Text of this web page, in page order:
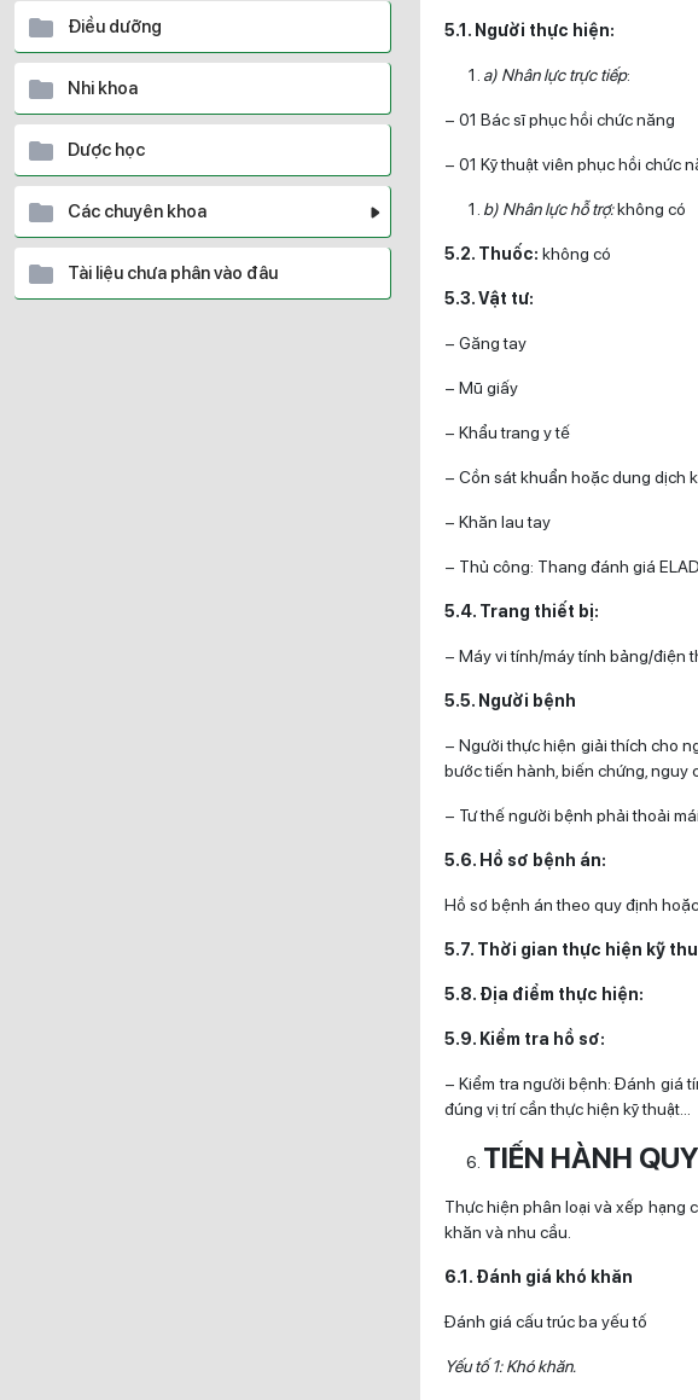
Điều dưỡng
Nhi khoa
Dược học
Các chuyên khoa
Tài liệu chưa phân vào đâu
5.1. Người thực hiện:
a) Nhân lực trực tiếp:
– 01 Bác sĩ phục hồi chức năng
– 01 Kỹ thuật viên phục hồi chức
b) Nhân lực hỗ trợ:không có
5.2. Thuốc: không có
5.3. Vật tư:
– Găng tay
– Mũ giấy
– Khẩu trang y tế
– Cồn sát khuẩn hoặc dung dịch
– Khăn lau tay
– Thủ công: Thang đánh giá
5.4. Trang thiết bị:
– Máy vi tính/máy tính bảng/điện
5.5. Người bệnh
– Người thực hiện giải thích cho
bước tiến hành, biến chứng, nguy
– Tư thế người bệnh phải thoải
5.6. Hồ sơ bệnh án:
Hồ sơ bệnh án theo quy định
5.7. Thời gian thực hiện kỹ
5.8. Địa điểm thực hiện:
5.9. Kiểm tra hồ sơ:
– Kiểm tra người bệnh: Đánh giá
đúng vị trí cần thực hiện kỹ thuật…
TIẾN HÀNH
Thực hiện phân loại và xếp hạng
khăn và nhu cầu.
6.1. Đánh giá khó khăn
Đánh giá cấu trúc ba yếu tố
Yếu tố 1: Khó khăn.